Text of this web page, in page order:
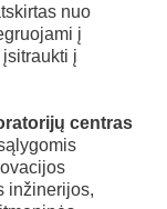
nuo
į
į
centras
inžinerijos,